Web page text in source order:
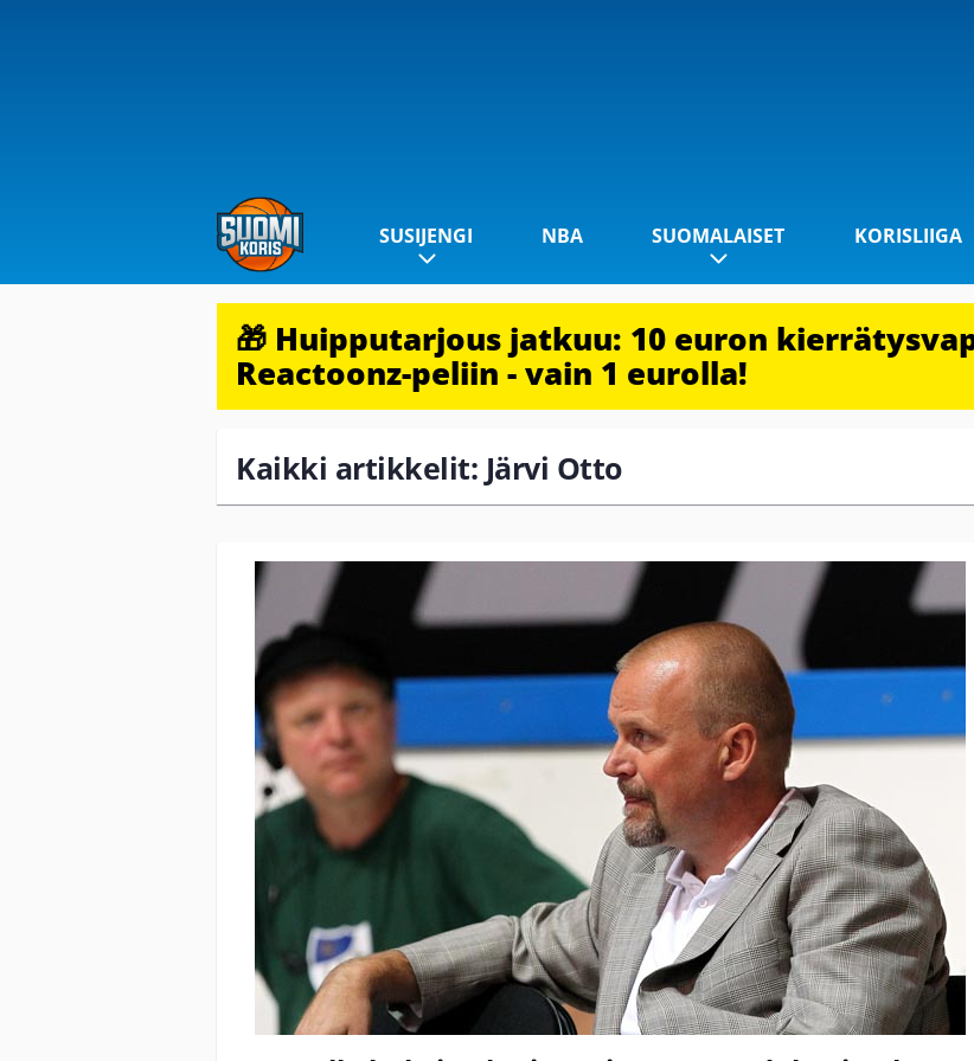
SUSIJENGI NBA SUOMALAISET KORISLIIGA
🎁 Huipputarjous jatkuu: 10 euron
Reactoonz-peliin - vain 1 eurolla!
Kaikki artikkelit: Järvi Otto